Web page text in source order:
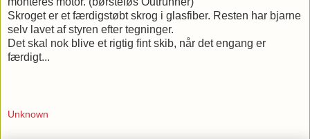
Skroget er et færdigstøbt skrog i glasfiber. Resten har bjarne
selv lavet af styren efter tegninger.
Det skal nok blive et rigtig fint skib, når det engang er
færdigt...
Unknown